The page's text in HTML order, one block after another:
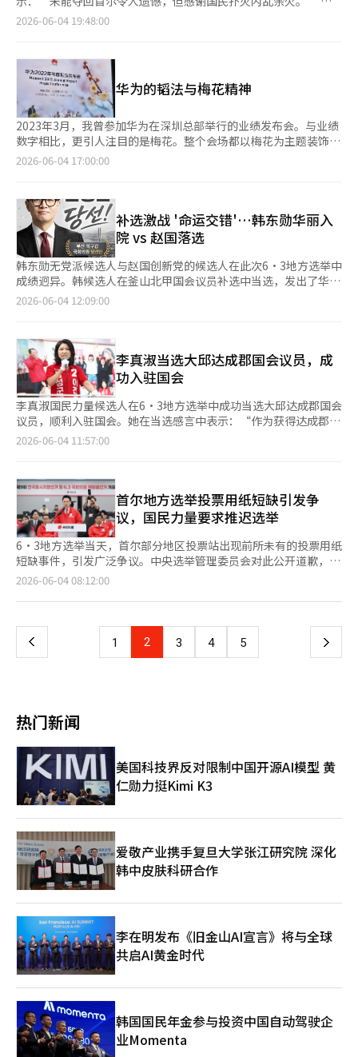
《华尔街日报》报道称，特朗普总统最近向顾问表示，如果伊朗的
险。 此外，美国内部关于战争权力的制约行动正在加速。根据美
联社等报道，美国众议院当天在全体会议上以215票赞成、208票
反对通过了一项民主党主导的决议，旨在限制特朗普总统在没有国
会批准的情况下对伊朗的军事行动权力。 该决议要求特朗普总统
在不涉及美国及其盟友、合作伙伴国家面临“迫在眉睫的攻
击”时，撤回参与对伊朗敌对行动的美军。※ 本报道经人工智能
（AI）系统翻译与编辑。
是成为全球综合数字金融平台。”※ 本报道经人工智能（AI）系统
翻译与编辑。
景的记者角色将变得更加重要。” 这与大会首日开幕演讲中苏尔
兹伯格主席的观点相呼应。 苏尔兹伯格主席强调：“人们所知道
报道和挖掘新事实的新闻角色是无法被替代的。” 他批评AI公司在
利用媒体内容作为学习数据时未给予合理的报酬，并表示：“AI同
样是在新闻生产的信息基础上运作的。” 本次大会上提到的一个
重要概念是“流动内容（Liquid Content）”。这一模型是指一个
报道成果可以以文章、视频、音频、摘要等多种形式重组，根据读
者的情况和需求进行传递。新闻正在向着不再等待读者主动寻找，
而是根据读者的需求提供多样化形式的方向演变。 实际上，全球
主要媒体正在将AI作为重新设计读者体验的工具，而不仅仅是简单
进行消费的实验正在进行中。 虽然技术迅速变化，但读者所寻求
的仍然是可靠的信息和媒体直接挖掘的事实。AI可以改变新闻的制
作方式，但无法替代新闻存在的根本原因。 虽然新闻传递给读者
的方式在变化，但在现场发现新事实并进行验证的新闻价值依然存
在。这是本次大会传递的核心信息。
该暂停全国所有的开票。” 张代表还指出：“由于首尔出现投票
用纸不足，截止时间后仍进行投票，并且在开票直播后投票仍在继
在前一天的开票情况室中对记者表示：“国民力量所主张的开票中
断和重投要求没有回应的必要。” 他进一步解释：“与此问题无
关的是，许多首尔市民已经完成投票，投票已结束并封存后转移至
开票所进行开票。” 与此同时，首尔市长选举在开票13小时后，
国民力量候选人吴世勋逆转胜出，成为历史上首位连任五届的首尔
市长。※ 本报道经人工智能（AI）系统翻译与编辑。
代表于4日在国会召开记者会时表示：“感谢大家选出了与李在明
导增长时代。”同时，他表示：“民主党将以统一的声音全力支持
李在明政府的成功。” 他还指出：“国家的主人是国民，党的主
人是党员。”并表示：“将更加开放符合国民主权时代的党员主权
时代。我们将以谦逊的态度，弥补此次选举胜利中的不足。” 另
一方面，民主党在此次地方选举中赢得了16个大区首长职位中的
12个。在输掉的4个地区中，除了庆北外，3个地区的竞争也相当
激烈。特别是，民主党候选人郑元午在开票13小时后被首尔市长候
选人吴世勋逆转。补选中，民主党在14个选区中保住了9个。※ 本
2026-06-04 19:48:00
华为的韬法与梅花精神
2023年3月，我曾参加华为在深圳总部举行的业绩发布会。与业绩
数字相比，更引人注目的是梅花。整个会场都以梅花为主题装饰。
梅花的花语是坚韧与高贵。华为首席执行官徐直军提到“梅花香自
三年过去了，这个疑问似乎逐渐平息。最近，华为公布的所谓“韬
的法则”就像在严寒中绽放的梅花。尽管受到美国制裁，无法获得
先进的极紫外光（EUV）光刻设备，华为却提出了提升芯片性能的
新半导体工艺方向。 “韬的法则”核心在于不再依赖于将晶体管
做得更小以提高性能的“摩尔定律”，而是优化芯片内部电路和数
据传输结构，重点减少信号传递时间。“韬”这个词来源于物理学
中表示电信号传递时间的常数“τ”。“韬的法则”是华为半导体
设计部门海思的总裁何庭波的作品。在华为内部，这一法则也被称
时，他就会想到“都江堰”。都江堰是2300多年前建成的世界上
最古老的中国古代水利灌溉设施。它通过科学设计改变水流方向，
防止洪水泛滥，至今仍在使用。 何庭波说：“在没有电力、牛顿
定律和机械设备的恶劣环境下，都江堰得以完成，今天华为工程师
没有理由找不到解决方案。”实际上，华为在应对美国制裁时，通
过半导体工艺设计、封装、系统架构和软件优化等方面寻找新的替
代方案。这正是“都江堰的智慧”，如果无法阻挡河流，就改变水
流的方向。 这样的解决方案并非一朝一夕之功。华为仅在去年就
年中，累计投资超过1.38万亿元人民币。即使在美国制裁最严厉的
时期，华为也没有减少技术投资。 这背后是华为特有的危机意
识。2001年初，创始人任正非在内部媒体上发表了《华为的冬
天》一文。当时华为正处于快速发展的阶段，但他警告说：“现在
是春天，但冬天不远了。”这是在最辉煌的时候也要为危机做好准
备的信息。正是这种意识使华为能够度过2008年全球金融危机和
自2019年以来持续的美国全面制裁。如今，在中国企业界，“华
为的冬天”被视为必读之作。 最近，随着人工智能热潮的兴起，
临。届时，我们能否像梅花一样坚韧？能否发挥都江堰的智慧？
※ 本报道经人工智能（AI）系统翻译与编辑。
2026-06-04 17:00:00
补选激战 '命运交错'…韩东勋华丽入
院 vs 赵国落选
韩东勋无党派候选人与赵国创新党的候选人在此次6·3地方选举中
成绩迥异。韩候选人在釜山北甲国会议员补选中当选，发出了华丽
复出的信号。相反，赵候选人的国会复归计划落空，二人未来的去
候选人在当选确认后表示：“感谢北区伟大的市民们为北区的未来
和保守重建开辟了历史性的胜利之路。我将致力于北区发展、保守
重建，控制李在明政府的失控，为韩国的平衡做出贡献。”而民主
党候选人河正宇则以41.24%的得票率未能成功入院。 与此同时，
赵候选人在平泽的得票率为27.44%，未能成功当选。在平泽，曾
任三届的国民力量候选人柳义东以34.59%的得票率当选已成定
局。 赵候选人所参选的平泽是五人竞争的混战局面。除了赵候选
人外，还有进步党候选人金在妍、自由与创新候选人黄教安、民主
的单一化最终未能实现。赵候选人在前一天的高德洞集中拉票现场
表示：“现在有投票权的市民们，请通过投票实现单一化。如果您
能让我成为压倒性的第一，我将以此力量主导整个民主进步阵营的
团结与整合。”但最终未能如愿。 韩候选人参选的釜山北甲，民
主党候选人河正宇是一位政治新人。河候选人在前一天的最终拉票
现场表示：“我将与全罗南道候选人全在秀一起引领釜山的发展。
如果李在明、全在秀、河正宇的北区发展无敌舰队出航，釜山将超
越韩国第二大城市，成长为全球最佳海洋城市。” 特别是在选举
前夕，民调结果显示两位候选人处于极其接近的状态，双方对这两
票最后一天在平泽召开了首次现场会议，开始对赵候选人进行最后
的制衡。赵胜来秘书长在金勇南候选人的选举阵营中针对赵候选人
表示：“假冒的民主党候选人正在迷惑人们，仿佛是真正的候选
选人的表现表示这是“一种错觉现象”，并开始进行制衡。朴敏植
的巨大泡沫。”朴候选人批评道：“韩候选人为了政治野心，会将
北区当作一次性火柴来使用并抛弃。” 因此，韩候选人的当选与
赵候选人的落选将引发的政局变化备受关注。韩候选人已预告将重
返国民力量。韩候选人在1日的釜山选举办公室记者会上表
念。我曾承诺在被张东赫当权派不公正地开除的那一天，我一定会
回来，我会遵守这个承诺。” 相反，赵候选人的落选使得创新党
的国会地位变得不明朗。赵候选人此前曾表示将正式启动与民主党
的合并讨论。然而，民主党对此表示赵候选人的当选与合并无关，
因此前景并不乐观。民主党最高委员黄明善在上个月30日的总部会
议上明确表示：“作为最高委员，我要明确表示，选举后我并不考
虑民主党与创新党的合并。”※ 本报道经人工智能（AI）系统翻译
与编辑。
2026-06-04 12:09:00
李真淑当选大邱达成郡国会议员，成
功入驻国会
李真淑国民力量候选人在6·3地方选举中成功当选大邱达成郡国会
议员，顺利入驻国会。她在当选感言中表示：“作为获得达成郡民
选择的国会议员，我将全力以赴守护自由的韩国。” 根据中央选
该地区因秋庆浩大邱市长候选人参选而举行补选。 李真淑曾是
MBC记者，并在尹锡悦政府期间担任过广播通信委员会委员长。虽
然因民主党主导的弹劾提案而暂停职务，但在宪法法院的驳回决定
后恢复了职务。在此次地方选举中，她曾挑战大邱市长选举，但在
党内提名过程中被排除。随后她曾暗示无党派参选，但最终宣布不
参选，获得了达成郡补选的单一提名。 在当选感言中，她表
示：“我不会忘记选举期间郡民们的殷切呼声，‘要坚定不移地向
前进’。我将竭尽全力实现达成郡更大的飞跃与发展。”※ 本报
道经人工智能（AI）系统翻译与编辑。
2026-06-04 11:57:00
首尔地方选举投票用纸短缺引发争
议，国民力量要求推迟选举
6·3地方选举当天，首尔部分地区投票站出现前所未有的投票用纸
短缺事件，引发广泛争议。中央选举管理委员会对此公开道歉，国
民力量则强烈反对，要求停止开票并推迟选举。 中央选举管理委
众对公正选举管理信任的责任，深表歉意，并将立即准确查明原因
告，截至当天18时20分，首尔市内共有14个投票站因投票用纸短
缺而导致投票中断或延迟。具体包括松坡区的加乐2洞、蚕室2洞、
尔市选举是污染选举，污染选举无效。”他呼吁：“现在就应立即
停止开票，直到查明真相。” 张东赫还对选举管理委员会表示将
采取法律行动。他表示：“我们在等待晚上9时选举管理委员会的
立场发布，但没有得到任何令人信服的解释。”他强调：“选举管
理委员会必须发布公众能够理解的解释，并承担相应的法律责
任。” 当被问及如果选举管理委员会强行开票是否会申请停止开
票的临时禁令时，张东赫表示：“如果现在申请禁令，选举管理委
员会不停止开票而继续进行，那么申请就没有意义。因此，选举管
理委员会应首先自行停止开票。” 国民力量的院内代表宋彦锡也
主张推迟选举。他在记者会上表示：“依据公职选举法第196条，
正式要求推迟选举，明确指出首尔的选举无法继续进行。” 他还
表示：“在紧急调运投票用纸的过程中，是否进行了正常的投票用
纸管理令人怀疑。”他担忧：“随着18时后投票的继续，出口调查
宋彦锡提到：“去年德国柏林地方选举中，德国宪法法院因选举管
理机构的全面失职妨碍了投票权的行使，并扭曲了选举结果，宣布
选举无效并命令重新投票。” 国民力量领导层也表示将积极应
对。新东旭公正选举安心投票委员会委员长前往京畿道果川市的中
央选举管理委员会抗议，表示：“我们认为这是非常严重的情
况。”秘书长郑熙勇表示：“对此无法不感到愤慨。”并批评
道：“我们绝不会对之前总统投票用纸公开争议和投票用纸短缺事
件置之不理。”首尔市党委员会主席裴贤珍在国会召开记者会，表
示：“这不仅是简单的失误，而是选举管理基本系统完全崩溃的证
2026-06-04 08:12:00
上
页
1 2 3 4 5 下
热门新闻
美国科技界反对限制中国开源AI模型 黄
仁勋力挺Kimi K3
爱敬产业携手复旦大学张江研究院 深化
韩中皮肤科研合作
李在明发布《旧金山AI宣言》将与全球
共启AI黄金时代
韩国国民年金参与投资中国自动驾驶企
业Momenta